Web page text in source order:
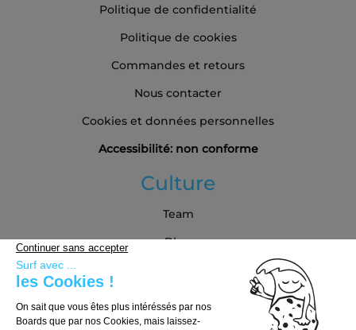
Politique de confidentialité
Politique de cookies
Commandes et retours
Nous contacter
Cookies et données personnelles
Accessibilité: non conforme
Culture
Team
Blog